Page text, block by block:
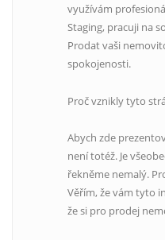
využívám
Staging, pracuji na
Prodat vaši
spokojenosti.
Proč vznikly tyto
Abych zde
není totéž. Je
řekněme nemalý.
Věřím, že vám tyto
že si pro prodej